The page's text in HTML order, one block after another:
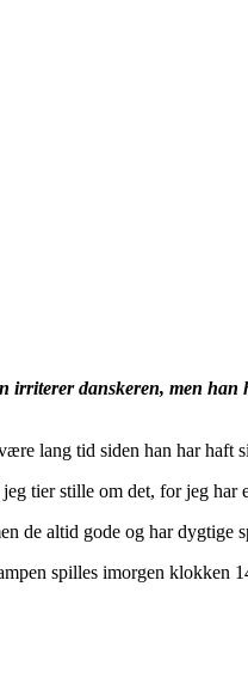
danskeren, men
lang tid siden han har haft
tier stille om det, for jeg
de altid gode og har dygtige
spilles imorgen klokken